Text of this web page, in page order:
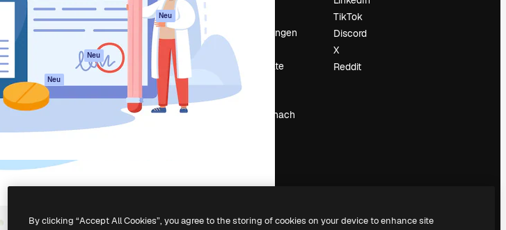
Stimmengenerator
Stock-Inhalte
MCP für
Claude/ChatGPT
Neu
Agenten Neu
API
Mobile App
Alle Magnific-Tools
Originale Neu
Cookie-Richtlinie
Vertrauenszentrum
Partner
Unternehmen
Veranstaltungen
Slidesgo
Deine Inhalte
verkaufen
Pressesaal
Suchst du nach
TikTok
Discord
X
Reddit
Alle Rechte vorbehalten
By clicking “Accept All Cookies”, you agree to the storing of cookies on your device to enhance site